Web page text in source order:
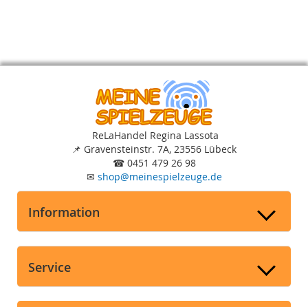
ReLaHandel Regina Lassota
📌 Gravensteinstr. 7A, 23556 Lübeck
☎ 0451 479 26 98
✉ shop@meinespielzeuge.de
Information
Service